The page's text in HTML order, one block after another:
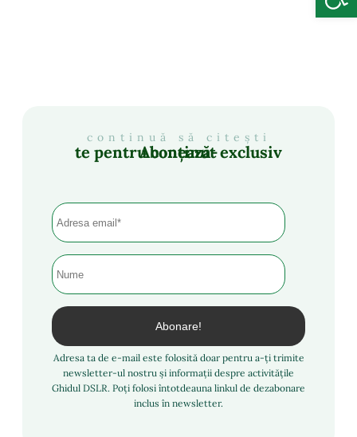
continuă să citești
Abonează-te pentru conținut exclusiv
Adresa ta de e-mail este folosită doar pentru a-ți trimite
newsletter-ul nostru și informații despre activitățile
Ghidul DSLR. Poți folosi întotdeauna linkul de dezabonare
inclus în newsletter.